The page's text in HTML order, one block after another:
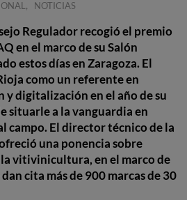
, NOTICIAS
Regulador recogió el premio
en el marco de su Salón
estos días en Zaragoza. El
como un referente en
y digitalización en el año de su
situarle a la vanguardia en
campo. El director técnico de la
una ponencia sobre
vitivinicultura, en el marco de
cita más de 900 marcas de 30